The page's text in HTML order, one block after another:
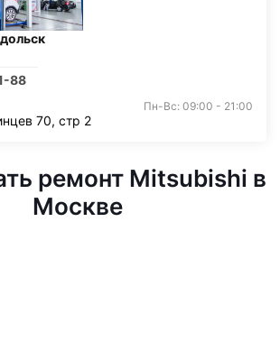
88
Пн-Вс: 09:00 - 21:00
70, стр 2
ремонт Mitsubishi в
Москве